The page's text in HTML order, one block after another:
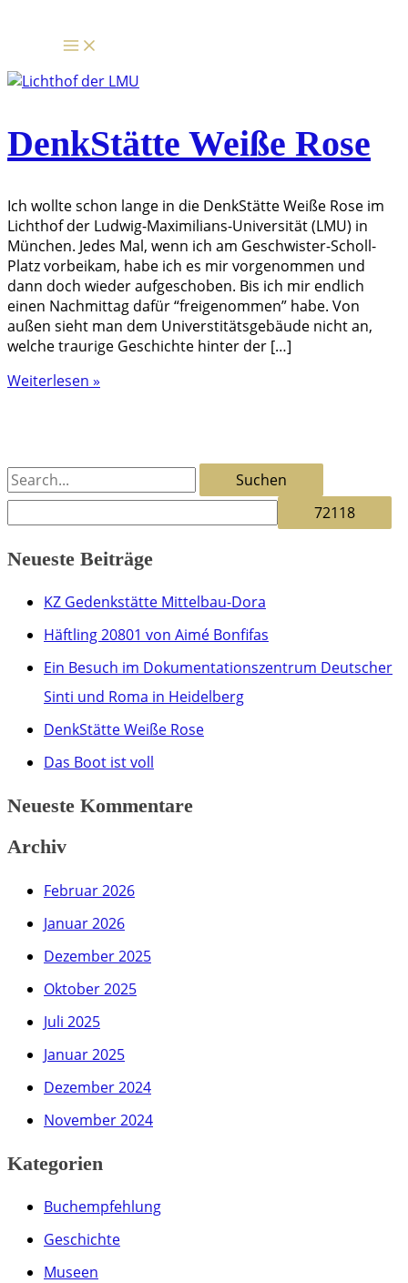
springen
DenkStätte Weiße Rose
Ich wollte schon lange in die DenkStätte Weiße Rose im
Lichthof der Ludwig-Maximilians-Universität (LMU) in
München. Jedes Mal, wenn ich am Geschwister-Scholl-
Platz vorbeikam, habe ich es mir vorgenommen und
dann doch wieder aufgeschoben. Bis ich mir endlich
einen Nachmittag dafür “freigenommen” habe. Von
außen sieht man dem Universtitätsgebäude nicht an,
welche traurige Geschichte hinter der […]
DenkStätte
Weiterlesen »
S
u
h
Neueste Beiträge
KZ Gedenkstätte Mittelbau-Dora
Häftling 20801 von Aimé Bonfifas
Ein Besuch im Dokumentationszentrum Deutscher
Sinti und Roma in Heidelberg
DenkStätte Weiße Rose
Das Boot ist voll
Neueste Kommentare
Archiv
Februar 2026
Januar 2026
Dezember 2025
Oktober 2025
Juli 2025
Januar 2025
Dezember 2024
November 2024
Kategorien
Buchempfehlung
Geschichte
Museen